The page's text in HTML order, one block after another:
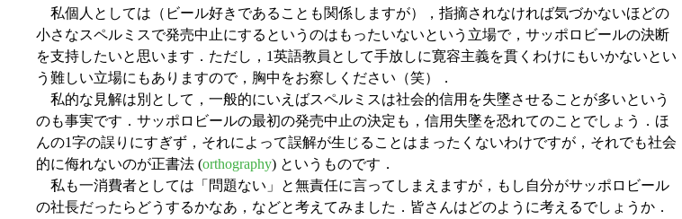
私個人としては（ビール好きであることも関係しますが），指摘されなければ気づかないほどの
小さなスペルミスで発売中止にするというのはもったいないという立場で，サッポロビールの決断
を支持したいと思います．ただし，1英語教員として手放しに寛容主義を貫くわけにもいかないとい
う難しい立場にもありますので，胸中をお察しください（笑）．
私的な見解は別として，一般的にいえばスペルミスは社会的信用を失墜させることが多いという
のも事実です．サッポロビールの最初の発売中止の決定も，信用失墜を恐れてのことでしょう．ほ
んの1字の誤りにすぎず，それによって誤解が生じることはまったくないわけですが，それでも社会
的に侮れないのが正書法 (orthography) というものです．
私も一消費者としては「問題ない」と無責任に言ってしまえますが，もし自分がサッポロビール
の社長だったらどうするかなあ，などと考えてみました．皆さんはどのように考えるでしょうか．